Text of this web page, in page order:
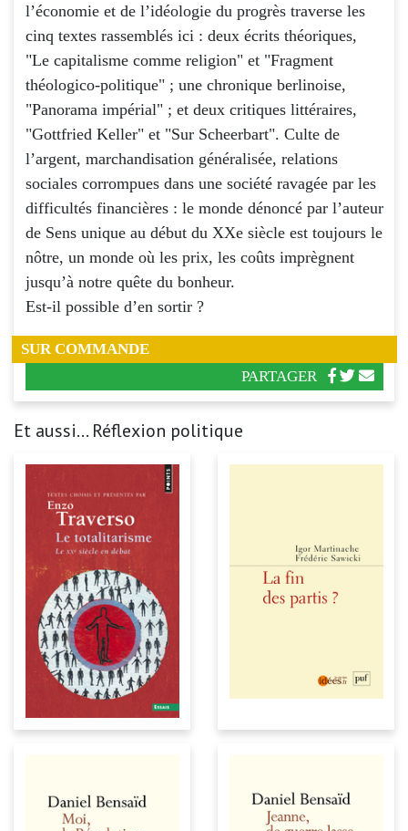
l’économie et de l’idéologie du progrès traverse les
cinq textes rassemblés ici : deux écrits théoriques,
"Le capitalisme comme religion" et "Fragment
théologico-politique" ; une chronique berlinoise,
"Panorama impérial" ; et deux critiques littéraires,
"Gottfried Keller" et "Sur Scheerbart". Culte de
l’argent, marchandisation généralisée, relations
sociales corrompues dans une société ravagée par les
difficultés financières : le monde dénoncé par l’auteur
de Sens unique au début du XXe siècle est toujours le
nôtre, un monde où les prix, les coûts imprègnent
jusqu’à notre quête du bonheur.
Est-il possible d’en sortir ?
SUR COMMANDE
PARTAGER
Et aussi... Réflexion politique